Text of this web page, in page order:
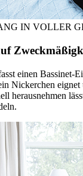
IN VOLLER
einen Bassinet-
Nickerchen eignet
herausnehmen